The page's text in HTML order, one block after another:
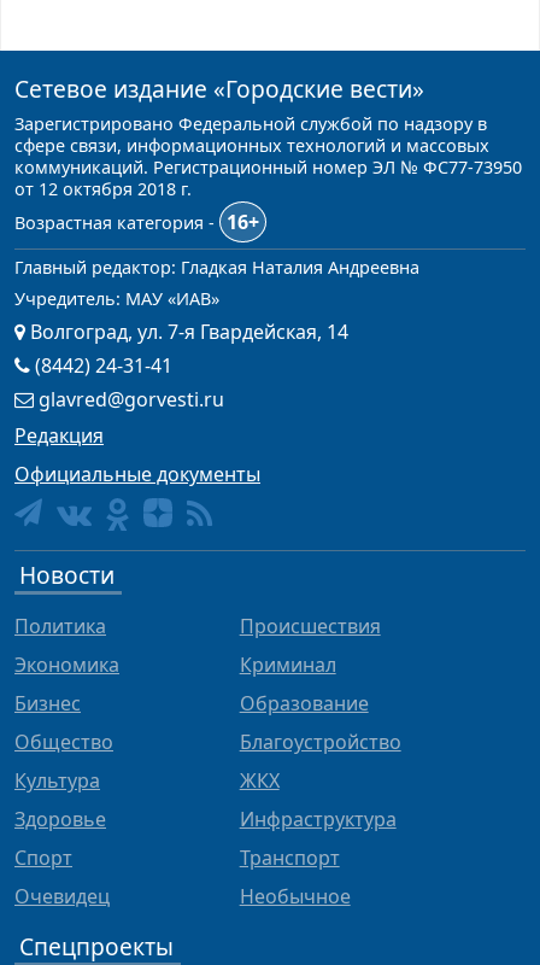
Сетевое издание «Городские вести»
Зарегистрировано Федеральной службой по надзору в
сфере связи, информационных технологий и массовых
коммуникаций. Регистрационный номер ЭЛ № ФС77-73950
от 12 октября 2018 г.
Возрастная категория -
16+
Главный редактор: Гладкая Наталия Андреевна
Учредитель: МАУ «ИАВ»
Волгоград, ул. 7-я Гвардейская, 14
(8442) 24-31-41
glavred@gorvesti.ru
Редакция
Официальные документы
Новости
Политика
Экономика
Бизнес
Общество
Культура
Здоровье
Спорт
Очевидец
Происшествия
Криминал
Образование
Благоустройство
ЖКХ
Инфраструктура
Транспорт
Необычное
Спецпроекты